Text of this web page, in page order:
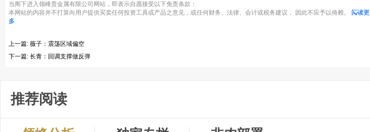
当阁下进入领峰贵金属有限公司网站，即表示自愿接受以下免责条款：
本网站的内容并不打算向用户提供买卖任何投资工具或产品之意见，或任何财务、法律、会计或税务建议， 因此不应予以倚赖。
阅读更
多
上一篇: 薇子：震荡区域偏空
下一篇: 长青：回调支撑做反弹
推荐阅读